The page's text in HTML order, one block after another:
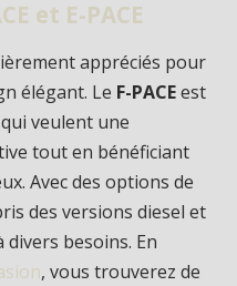
et E-PACE
appréciés pour
élégant. Le F-PACEest
veulent une
tout en bénéficiant
Avec des options de
des versions diesel et
divers besoins. En
, vous trouverez de